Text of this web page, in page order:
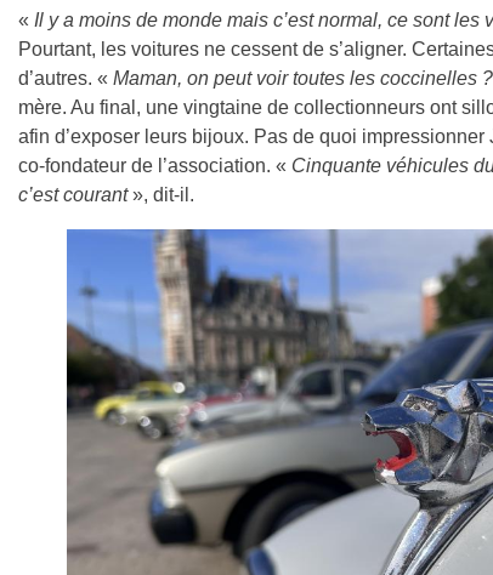
« Il y a moins de monde mais c’est normal, ce sont les
Pourtant, les voitures ne cessent de s’aligner.
d’autres. « Maman, on peut voir toutes les coccinelles ?
mère. Au final, une vingtaine de collectionneurs ont
afin d’exposer leurs bijoux. Pas de quoi impressionner
co-fondateur de l’association. « Cinquante véhicules
c’est courant», dit-il.